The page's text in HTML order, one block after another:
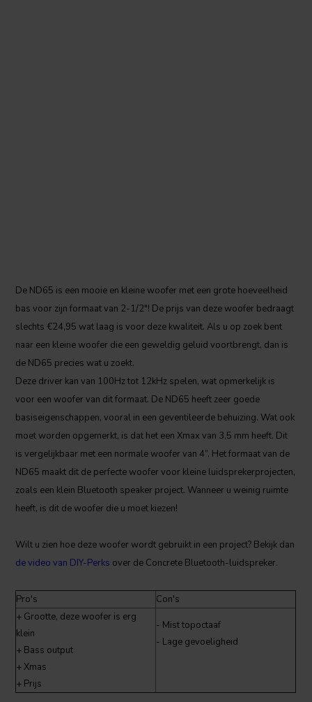
De ND65 is een mooie en kleine woofer met een grote hoeveelheid
bas voor zijn formaat van 2-1/2"! De prijs van deze woofer bedraagt
slechts €24,95 wat laag is voor deze kwaliteit. Als u op zoek bent
naar een kleine woofer die een geweldig geluid voortbrengt, dan is
de ND65 precies wat u zoekt.
Deze driver kan van 100Hz tot 12kHz spelen, wat opmerkelijk is
voor een woofer van dit formaat. De ND65 heeft zeer goede
basiseigenschappen, vooral in een geventileerde behuizing. Wat ook
moet worden opgemerkt, is dat het een Xmax van 3,5 mm heeft. Dit
is vergelijkbaar met een normale woofer van 4”. Het formaat van de
ND65 maakt dit de perfecte woofer voor kleine luidsprekerprojecten,
zoals een klein Bluetooth speaker project. Wanneer u weinig ruimte
heeft, is dit de woofer die u moet kiezen!
Wilt u zien hoe deze woofer wordt gebruikt in een project? Bekijk dan
de video van DIY-Perks over de Concrete Bluetooth-luidspreker.
Pro's
Con's
+ Grootte, deze woofer is erg
klein
+ Bass output
+ Xmas
+ Prijs
- Mist topoctaaf
- Lage gevoeligheid